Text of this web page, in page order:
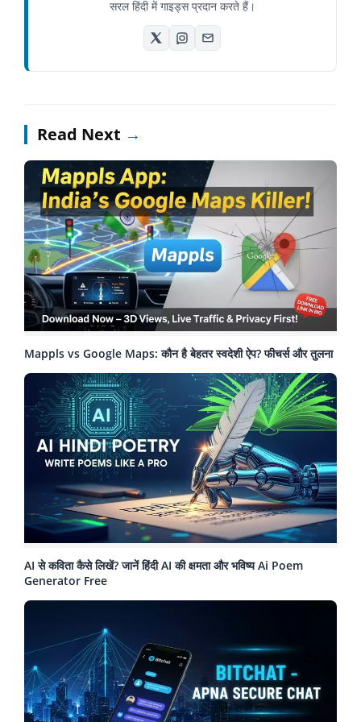
सरल हिंदी में गाइड्स प्रदान करते हैं।
Read Next →
Mappls vs Google Maps: कौन है बेहतर स्वदेशी ऐप? फीचर्स और तुलना
AI से कविता कैसे लिखें? जानें हिंदी AI की क्षमता और भविष्य Ai Poem
Generator Free